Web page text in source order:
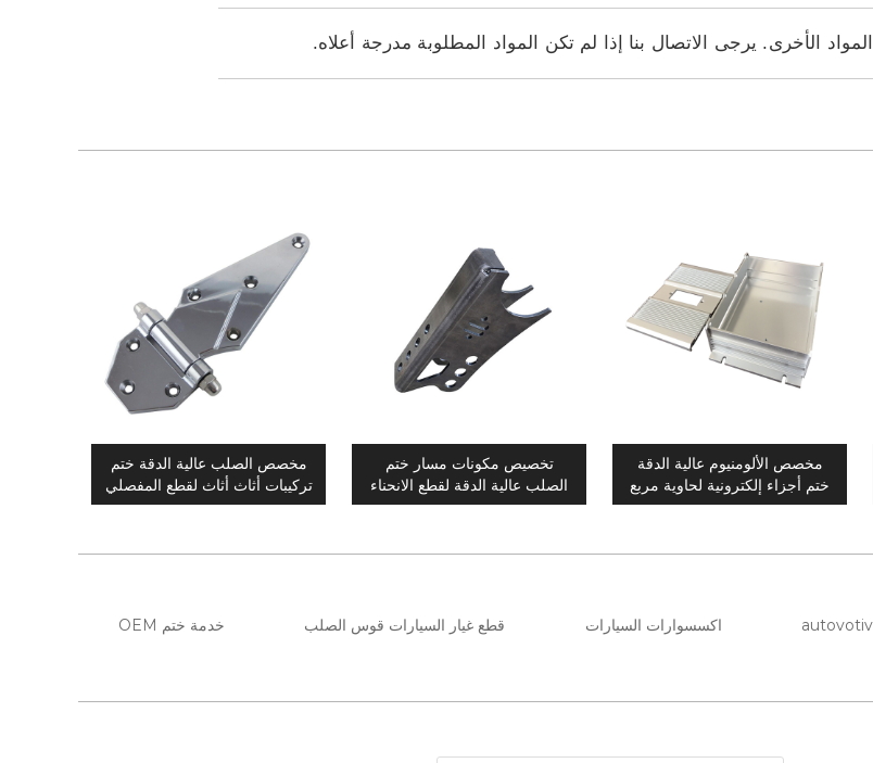
الأخرى. يرجى الاتصال بنا إذا لم تكن المواد المطلوبة مدرجة أعلاه.
مخصص الألومنيوم عالية الدقة
ختم أجزاء إلكترونية لحاوية مربع
تخصيص مكونات مسار ختم
الصلب عالية الدقة لقطع الانحناء
مخصص الصلب عالية الدقة ختم
تركيبات أثاث أثاث لقطع المفصلي
اكسسوارات السيارات قطع غيار السيارات قوس الصلب خدمة ختم OEM